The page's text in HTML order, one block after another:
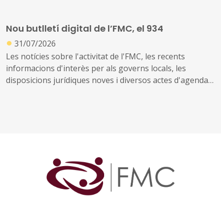
Nou butlletí digital de l’FMC, el 934
● 31/07/2026
Les notícies sobre l'activitat de l'FMC, les recents
informacions d'interès per als governs locals, les
disposicions jurídiques noves i diversos actes d'agenda